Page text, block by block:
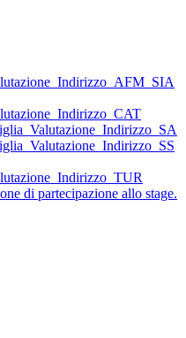
di partecipazione allo stage.